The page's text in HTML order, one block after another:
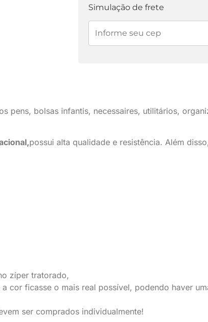
Simulação de frete
pens, bolsas infantis, necessaires, utilitários,
possui alta qualidade e resistência. Além
zíper tratorado,
cor ficasse o mais real possível, podendo haver
ser comprados individualmente!